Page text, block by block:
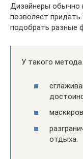
Дизайнеры обычно
позволяет придать
подобрать разные
У такого
отдыха.